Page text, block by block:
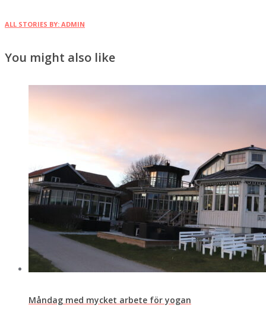
ALL STORIES BY: ADMIN
You might also like
Måndag med mycket arbete för yogan